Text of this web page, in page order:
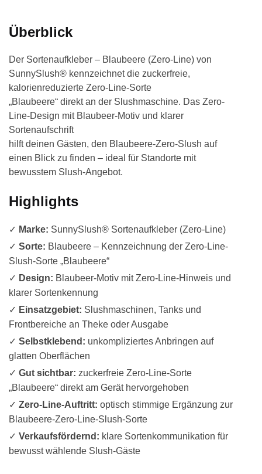
Überblick
Der Sortenaufkleber – Blaubeere (Zero-Line) von
SunnySlush® kennzeichnet die zuckerfreie,
kalorienreduzierte Zero-Line-Sorte
„Blaubeere“ direkt an der Slushmaschine. Das Zero-
Line-Design mit Blaubeer-Motiv und klarer
Sortenaufschrift
hilft deinen Gästen, den Blaubeere-Zero-Slush auf
einen Blick zu finden – ideal für Standorte mit
bewusstem Slush-Angebot.
Highlights
✓ Marke: SunnySlush® Sortenaufkleber (Zero-Line)
✓ Sorte: Blaubeere – Kennzeichnung der Zero-Line-
Slush-Sorte „Blaubeere“
✓ Design: Blaubeer-Motiv mit Zero-Line-Hinweis und
klarer Sortenkennung
✓ Einsatzgebiet: Slushmaschinen, Tanks und
Frontbereiche an Theke oder Ausgabe
✓ Selbstklebend: unkompliziertes Anbringen auf
glatten Oberflächen
✓ Gut sichtbar: zuckerfreie Zero-Line-Sorte
„Blaubeere“ direkt am Gerät hervorgehoben
✓ Zero-Line-Auftritt: optisch stimmige Ergänzung zur
Blaubeere-Zero-Line-Slush-Sorte
✓ Verkaufsfördernd: klare Sortenkommunikation für
bewusst wählende Slush-Gäste